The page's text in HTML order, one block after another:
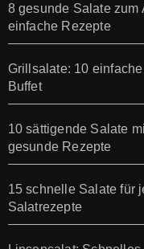
8 gesunde Salate zum
einfache Rezepte
Grillsalate: 10
Buffet
10 sättigende Salate
gesunde Rezepte
15 schnelle Salate für
Salatrezepte